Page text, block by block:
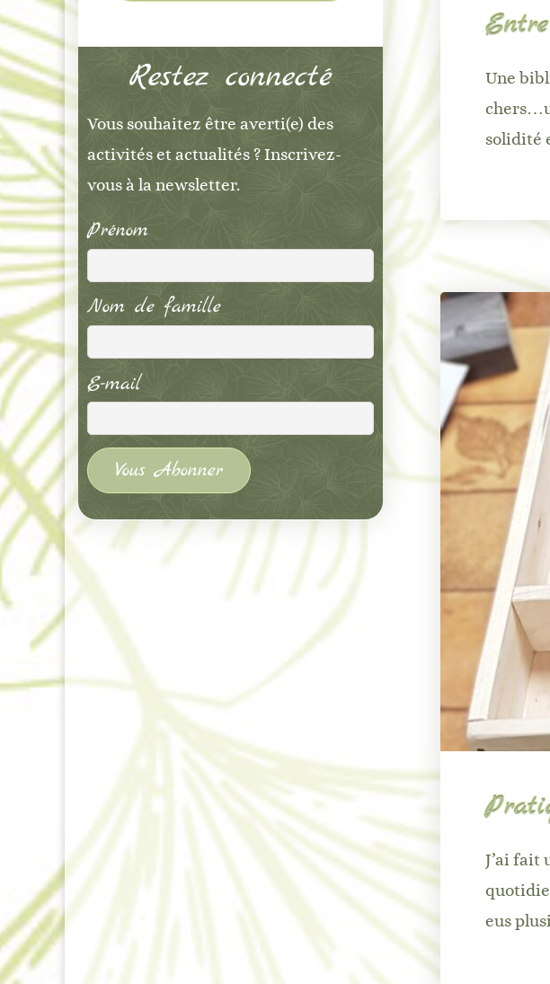
Une
solidité
J’ai fait
eus
Restez connecté
Vous souhaitez être averti(e) des
activités et actualités ? Inscrivez-
vous à la newsletter.
Prénom
Nom de famille
E-mail